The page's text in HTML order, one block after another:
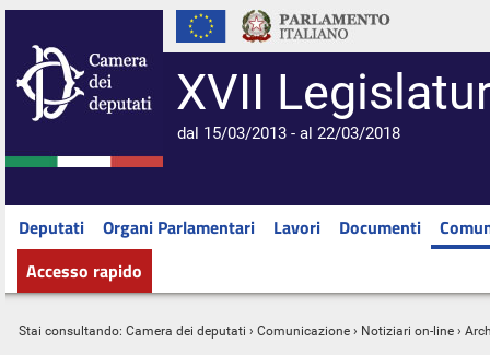
XVII
dal 15/03/2013 - al 22/03/2018
Deputati Organi Parlamentari Lavori Documenti
Accesso rapido
Stai consultando: Camera dei deputati › Comunicazione › Notiziari on-line ›